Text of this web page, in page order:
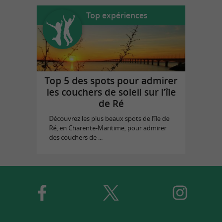
Top expériences
Top 5 des spots pour admirer
les couchers de soleil sur l’île
de Ré
Découvrez les plus beaux spots de l’île de
Ré, en Charente-Maritime, pour admirer
des couchers de ...